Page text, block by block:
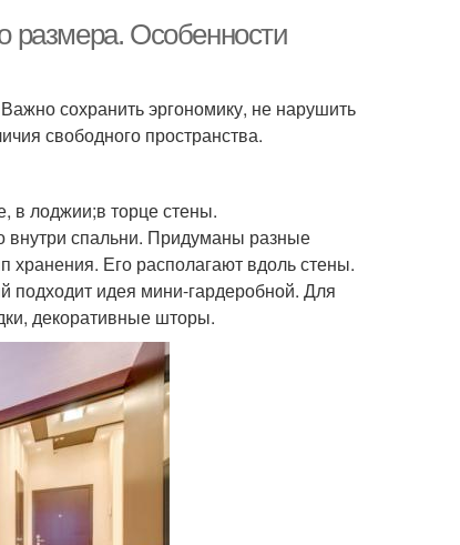
размера. Особенности
сохранить эргономику, не нарушить
свободного пространства.
в лоджии;в торце стены.
внутри спальни. Придуманы разные
Его располагают вдоль стены.
идея мини-гардеробной. Для
декоративные шторы.